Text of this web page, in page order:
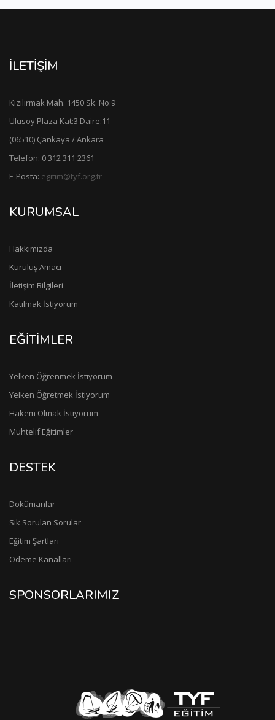
İLETİŞİM
Kızılırmak Mah. 1450 Sk. No:9
Ulusoy Plaza Kat:3 Daire:11
(06510) Çankaya / Ankara
Telefon: 0 312 311 2361
E-Posta: egitim@tyf.org.tr
KURUMSAL
Hakkımızda
Kuruluş Amacı
İletişim Bilgileri
Katılmak İstiyorum
EĞİTİMLER
Yelken Öğrenmek İstiyorum
Yelken Öğretmek İstiyorum
Hakem Olmak İstiyorum
Muhtelif Eğitimler
DESTEK
Dokümanlar
Sık Sorulan Sorular
Eğitim Şartları
Ödeme Kanalları
SPONSORLARIMIZ